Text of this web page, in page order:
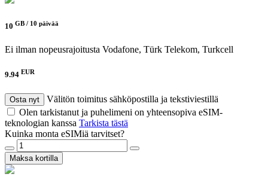
10 GB / 10 päivää
Ei ilman nopeusrajoitusta Vodafone, Türk Telekom, Turkcell
9.94 EUR
Osta nyt
Välitön toimitus sähköpostilla ja tekstiviestillä
Olen tarkistanut ja puhelimeni on yhteensopiva eSIM-
teknologian kanssa Tarkista tästä
Kuinka monta eSIMiä tarvitset?
Maksa kortilla